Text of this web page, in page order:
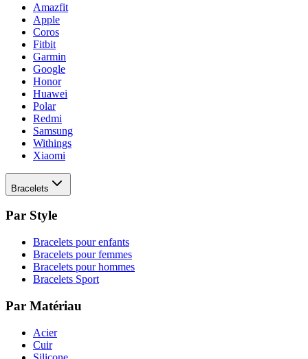
Amazfit
Apple
Coros
Fitbit
Garmin
Google
Honor
Huawei
Polar
Redmi
Samsung
Withings
Xiaomi
Bracelets
Par Style
Bracelets pour enfants
Bracelets pour femmes
Bracelets pour hommes
Bracelets Sport
Par Matériau
Acier
Cuir